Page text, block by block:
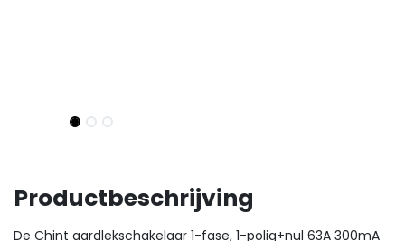
Productbeschrijving
De Chint aardlekschakelaar 1-fase, 1-polig+nul 63A 300mA